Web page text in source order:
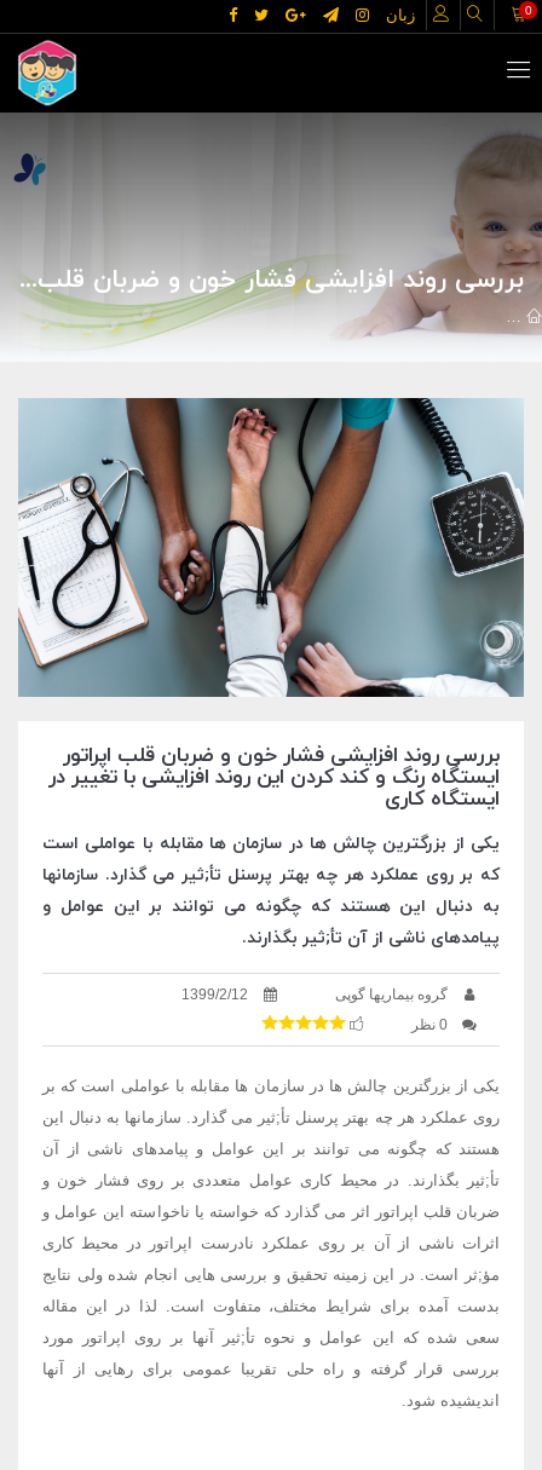
زبان 0
بررسی روند افزایشی فشار خون و ضربان قلب اپراتور ایستگاه رنگ و کند کردن این روند افزایشی با تغییر در ایستگاه کاری
علوم پزشکی بررسی روند افزایشی فشار خون و
بررسی روند افزایشی فشار خون و ضربان قلب اپراتور
ایستگاه رنگ و کند کردن این روند افزایشی با تغییر در
ایستگاه کاری
یکی از بزرگترین چالش ها در سازمان ها مقابله با عواملی است
که بر روی عملکرد هر چه بهتر پرسنل تأ;ثیر می گذارد. سازمانها
به دنبال این هستند که چگونه می توانند بر این عوامل و
پیامدهای ناشی از آن تأ;ثیر بگذارند.
گروه بیماریها گوپی
1399/2/12
0 نظر
یکی از بزرگترین چالش ها در سازمان ها مقابله با عواملی است که بر
روی عملکرد هر چه بهتر پرسنل تأ;ثیر می گذارد. سازمانها به دنبال این
هستند که چگونه می توانند بر این عوامل و پیامدهای ناشی از آن
تأ;ثیر بگذارند. در محیط کاری عوامل متعددی بر روی فشار خون و
ضربان قلب اپراتور اثر می گذارد که خواسته یا ناخواسته این عوامل و
اثرات ناشی از آن بر روی عملکرد نادرست اپراتور در محیط کاری
مؤ;ثر است. در این زمینه تحقیق و بررسی هایی انجام شده ولی نتایج
بدست آمده برای شرایط مختلف، متفاوت است. لذا در این مقاله
سعی شده که این عوامل و نحوه تأ;ثیر آنها بر روی اپراتور مورد
بررسی قرار گرفته و راه حلی تقریبا عمومی برای رهایی از آنها
اندیشیده شود.